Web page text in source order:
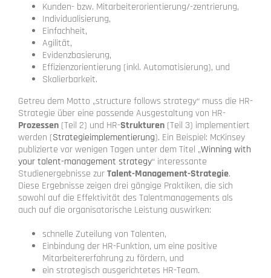
Kunden- bzw. Mitarbeiterorientierung/-zentrierung,
Individualisierung,
Einfachheit,
Agilität,
Evidenzbasierung,
Effizienzorientierung (inkl. Automatisierung), und
Skalierbarkeit.
Getreu dem Motto „structure follows strategy“ muss die HR-
Strategie über eine passende Ausgestaltung von HR-
Prozessen (Teil 2) und HR-Strukturen (Teil 3) implementiert
werden (Strategieimplementierung). Ein Beispiel: McKinsey
publizierte vor wenigen Tagen unter dem Titel „Winning with
your talent-management strategy“ interessante
Studienergebnisse zurTalent-Management-Strategie.
Diese Ergebnisse zeigen drei gängige Praktiken, die sich
sowohl auf die Effektivität des Talentmanagements als
auch auf die organisatorische Leistung auswirken:
schnelle Zuteilung von Talenten,
Einbindung der HR-Funktion, um eine positive
Mitarbeitererfahrung zu fördern, und
ein strategisch ausgerichtetes HR-Team.